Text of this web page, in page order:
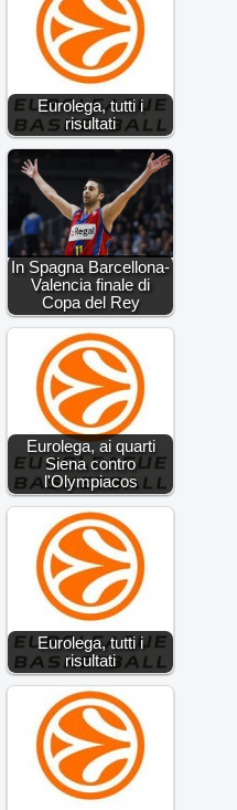
Eurolega, tutti i
risultati
In Spagna Barcellona-
Valencia finale di
Copa del Rey
Eurolega, ai quarti
Siena contro
l'Olympiacos
Eurolega, tutti i
risultati